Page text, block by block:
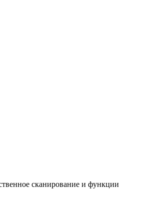
сканирование и функции